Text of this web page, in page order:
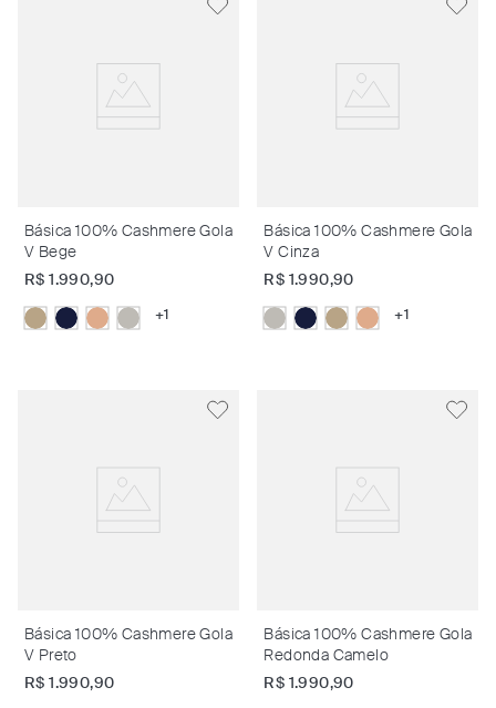
Básica 100% Cashmere Gola
V Bege
R$ 1 .990,90
+
Básica 100% Cashmere Gola
V Cinza
R$ 1.990,90
+
Básica 100% Cashmere Gola
V Preto
R$ 1 .990,90
Básica 100% Cashmere Gola
Redonda Camelo
R$ 1.990,90